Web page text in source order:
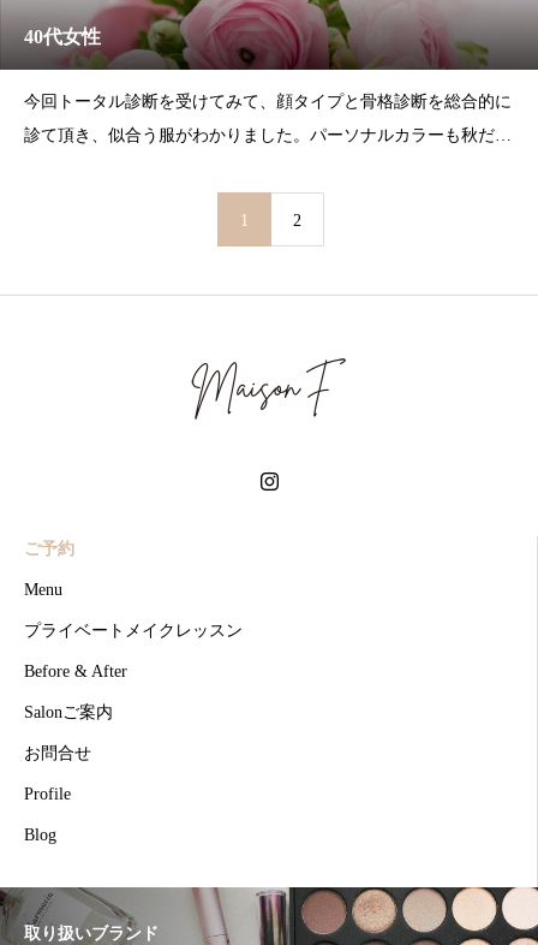
40代女性
今回トータル診断を受けてみて、顔タイプと骨格診断を総合的に
診て頂き、似合う服がわかりました。パーソナルカラーも秋だと
1 2
ご予約
Menu
プライベートメイクレッスン
Before & After
Salonご案内
お問合せ
Profile
Blog
取り扱いブランド